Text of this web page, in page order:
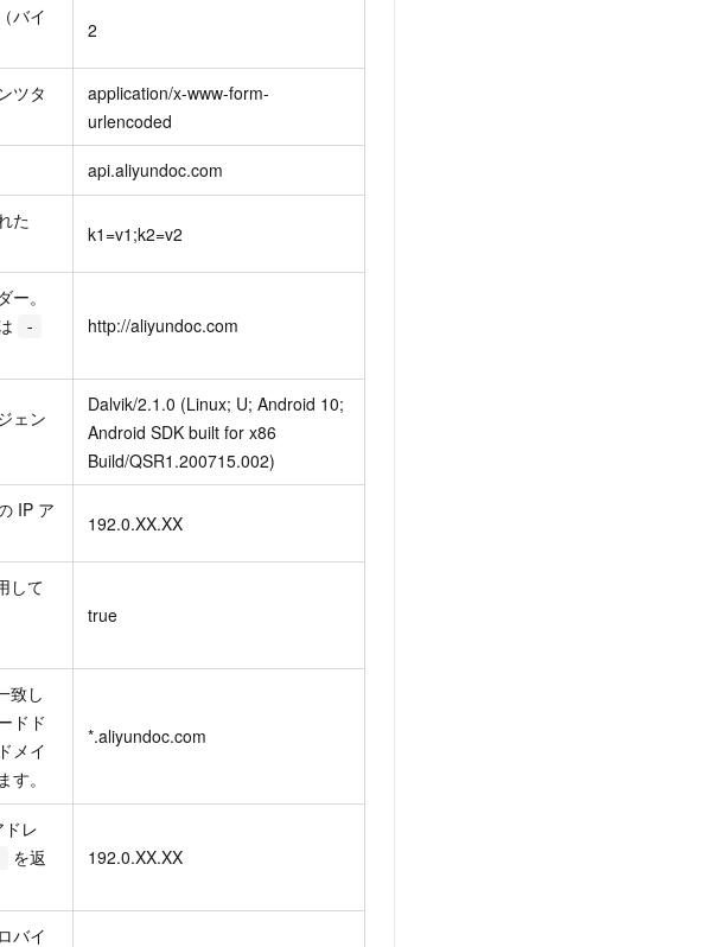
バイ
2
ツタ
application/x-www-form-
urlencoded
api.aliyundoc.com
た
k1=v1;k2=v2
。
- http://aliyundoc.com
ェン
Dalvik/2.1.0 (Linux; U; Android 10;
Android SDK built for x86
Build/QSR1.200715.002)
IP ア
192.0.XX.XX
して
true
致し
ドド
メイ
す。
*.aliyundoc.com
レ
を返
192.0.XX.XX
バイ